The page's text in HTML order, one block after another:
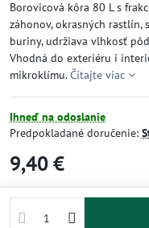
Borovicová kôra 80 L s
záhonov, okrasných rastlín,
buriny, udržiava vlhkosť
Vhodná do exteriéru i
mikroklímu.Čítajte viac
Ihneď na odoslanie
Predpokladané doručenie:
9,40 €